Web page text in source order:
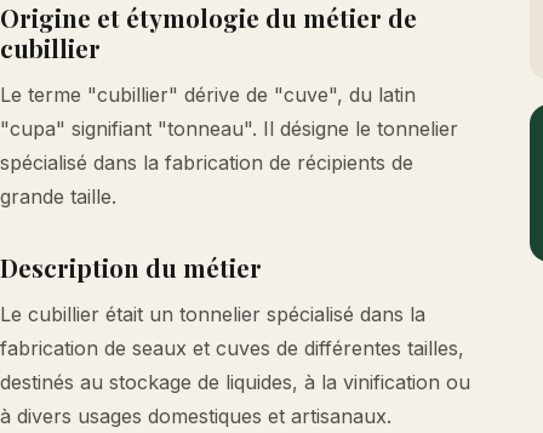
Origine et étymologie du métier de
cubillier
Le terme "cubillier" dérive de "cuve", du latin
"cupa" signifiant "tonneau". Il désigne le tonnelier
spécialisé dans la fabrication de récipients de
grande taille.
Description du métier
Le cubillier était un tonnelier spécialisé dans la
fabrication de seaux et cuves de différentes tailles,
destinés au stockage de liquides, à la vinification ou
à divers usages domestiques et artisanaux.